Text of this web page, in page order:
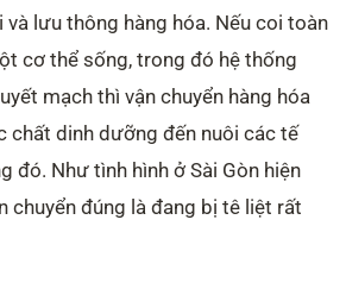
và lưu thông hàng hóa. Nếu coi toàn
cơ thể sống, trong đó hệ thống
mạch thì vận chuyển hàng hóa
chất dinh dưỡng đến nuôi các tế
đó. Như tình hình ở Sài Gòn hiện
chuyển đúng là đang bị tê liệt rất